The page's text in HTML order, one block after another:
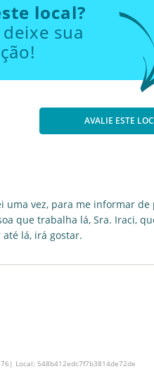
local?
sua
AVALIE ESTE
uma vez, para me informar de
que trabalha lá, Sra. Iraci,
lá, irá gostar.
Local: 548b412edc7f7b3814de72de